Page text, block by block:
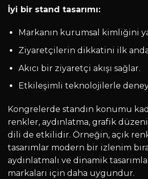
İyi bir stand tasarımı:
Markanın kurumsal kimliğini
Ziyaretçilerin dikkatini ilk
Akıcı bir ziyaretçi akışı sağlar.
Etkileşimli teknolojilerle
Kongrelerde standın konumu
renkler, aydınlatma, grafik
dili de etkilidir. Örneğin, açık
tasarımlar modern bir izlenim
aydınlatmalı ve dinamik
markaları için daha uygundur.